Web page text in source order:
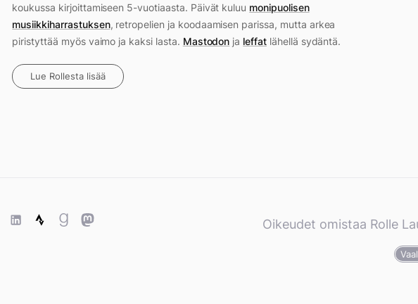
koukussa kirjoittamiseen 5-vuotiaasta. Päivät kuluu monipuolisen
musiikkiharrastuksen, retropelien ja koodaamisen parissa, mutta arkea
piristyttää myös vaimo ja kaksi lasta. Mastodon ja leffatlähellä sydäntä.
Lue Rollesta lisää
WordPress
StravaGoodreads
Mastodon Oikeudet omistaa Rolle